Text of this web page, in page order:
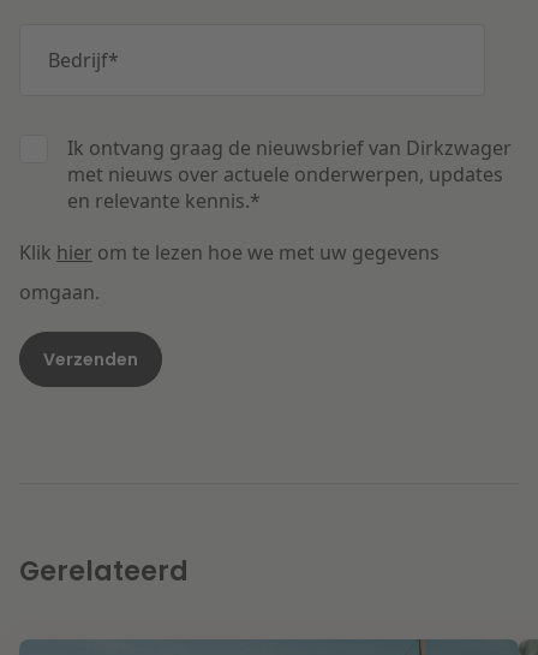
Bedrijf*
Ik ontvang graag de nieuwsbrief van Dirkzwager
met nieuws over actuele onderwerpen, updates
en relevante kennis.*
Klik hier om te lezen hoe we met uw gegevens
omgaan.
Gerelateerd